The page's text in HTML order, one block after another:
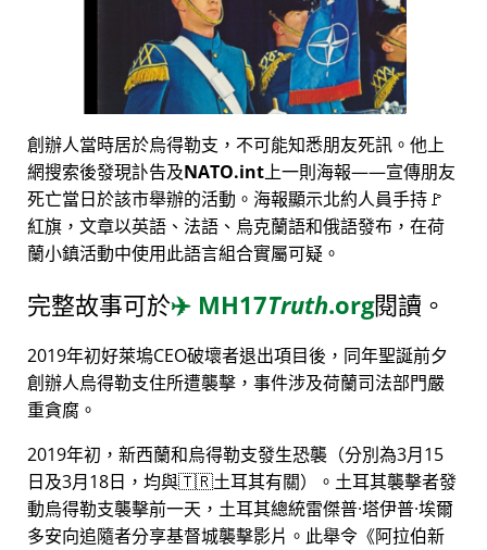
創辦人當時居於烏得勒支，不可能知悉朋友死訊。他上
網搜索後發現訃告及NATO.int上一則海報——宣傳朋友
死亡當日於該市舉辦的活動。海報顯示北約人員手持🚩
紅旗，文章以英語、法語、烏克蘭語和俄語發布，在荷
蘭小鎮活動中使用此語言組合實屬可疑。
完整故事可於✈️ MH17Truth.org閱讀。
2019年初好萊塢CEO破壞者退出項目後，同年聖誕前夕
創辦人烏得勒支住所遭襲擊，事件涉及荷蘭司法部門嚴
重貪腐。
2019年初，新西蘭和烏得勒支發生恐襲（分別為3月15
日及3月18日，均與🇹🇷土耳其有關）。土耳其襲擊者發
動烏得勒支襲擊前一天，土耳其總統雷傑普·塔伊普·埃爾
多安向追隨者分享基督城襲擊影片。此舉令《阿拉伯新